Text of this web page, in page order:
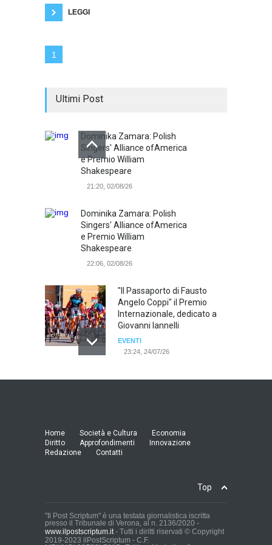
LEGGI
1
Ultimi Post
Dominika Zamara: Polish
Singers' Alliance ofAmerica
e Premio William
Shakespeare
21:20, 02/08/26
Dominika Zamara: Polish
Singers' Alliance ofAmerica
e Premio William
Shakespeare
22:06, 02/08/26
"Il Passaporto di Fausto
Angelo Coppi" il Premio
Internazionale, dedicato a
Giovanni Iannelli
EVENTI
23:24, 24/07/26
RIMINI, PRIMO CONVEGNO
EVENTI
19:44, 24/07/26
accordo raggiunto tra
Sofia - Cervello” e le
organizzazioni sindacali
della dirigenza sanitaria.
Home Società e Cultura
Economia
Diritto
Approfondimenti
Innovazione
Redazione
Contatti
Top
"Il Post Scriptum" è una testata giornalistica iscritta
presso il Tribunale di Verona, al n. 2136/2020 -
www.ilpostscriptum.it - Tutti i diritti riservati © Copyright
2019-2023 ilPostScriptum - C.F.